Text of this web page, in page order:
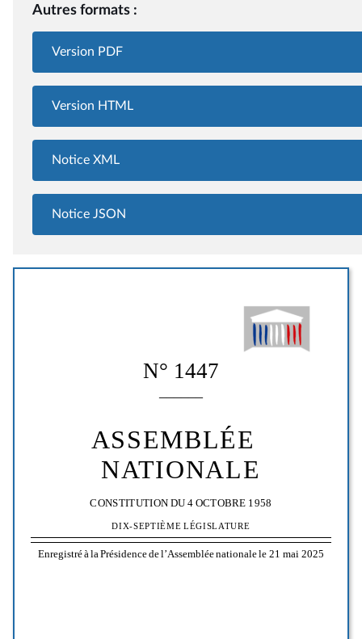
Autres formats :
Version PDF
Version HTML
Notice XML
Notice JSON